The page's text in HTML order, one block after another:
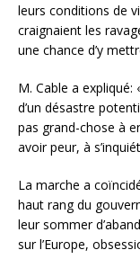
leurs conditions de
craignaient les
une chance d’y
M. Cable a
d’un désastre
pas grand-chose à
avoir peur, à
La marche a
haut rang du
leur sommer
sur l’Europe,